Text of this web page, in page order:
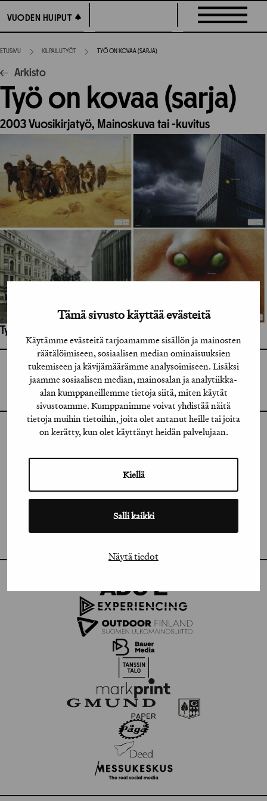
Tämä sivusto käyttää evästeitä
Käytämme evästeitä tarjoamamme sisällön ja mainosten
räätälöimiseen, sosiaalisen median ominaisuuksien
tukemiseen ja kävijämäärämme analysoimiseen. Lisäksi
jaamme sosiaalisen median, mainosalan ja analytiikka-
alan kumppaneillemme tietoja siitä, miten käytät
sivustoamme. Kumppanimme voivat yhdistää näitä
tietoja muihin tietoihin, joita olet antanut heille tai joita
on kerätty, kun olet käyttänyt heidän palvelujaan.
Kiellä
Salli kaikki
Näytä tiedot
suoraan
sisältöön
VUODEN HUIPUT
VUODEN HUIPUT
ETUSIVU KILPAILUTYÖT TYÖ ON KOVAA (SARJA)
Arkisto
Työ on kovaa (sarja)
2003Vuosikirjatyö, Mainoskuva tai -kuvitus
Työhön osallistuneet henkilöt / tahot:
GRAFIA RY
GRAFIA(AT)GRAFIA.FI
UUDENMAANKATU 11 B 9,
00120 HELSINKI
INSTAGRAM
LINKEDIN
VIMEO